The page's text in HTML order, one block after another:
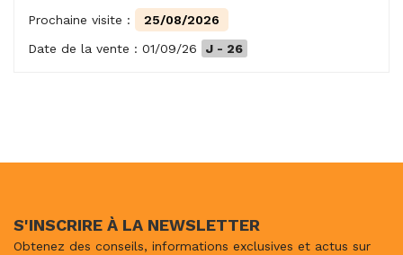
Prochaine visite :
25/08/2026
Date de la vente : 01/09/26
J - 26
S'INSCRIRE À LA NEWSLETTER
Obtenez des conseils, informations exclusives et actus sur